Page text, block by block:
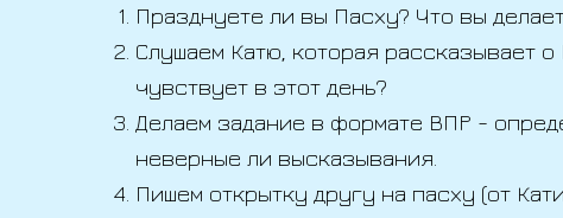
Празднуете ли вы Пасху? Что вы
Слушаем Катю, которая рассказывает о
чувствует в этот день?
Делаем задание в формате ВПР -
неверные ли высказывания.
Пишем открытку другу на пасху (от